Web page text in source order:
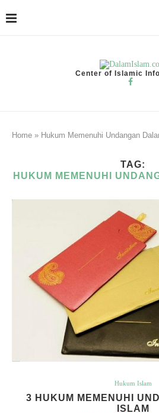
Center of Islamic
Home » Hukum Memenuhi Undangan
TAG:
HUKUM MEMENUHI
Hukum Islam
3 HUKUM MEMENUHI
ISLAM